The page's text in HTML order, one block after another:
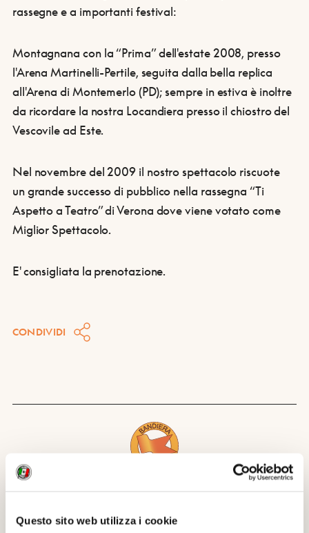
Questo sito web utilizza i cookie
rassegne e a importanti festival:
Montagnana con la “Prima” dell'estate 2008, presso
l'Arena Martinelli-Pertile, seguita dalla bella replica
all'Arena di Montemerlo (PD); sempre in estiva è inoltre
da ricordare la nostra Locandiera presso il chiostro del
Vescovile ad Este.
Nel novembre del 2009 il nostro spettacolo riscuote
un grande successo di pubblico nella rassegna “Ti
Aspetto a Teatro” di Verona dove viene votato come
Miglior Spettacolo.
E' consigliata la prenotazione.
CONDIVIDI
QUANDO